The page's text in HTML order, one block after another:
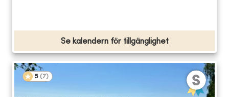
Se kalendern för tillgänglighet
5 (7)